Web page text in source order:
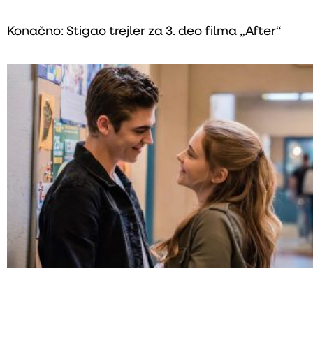
Konačno: Stigao trejler za 3. deo filma „After“